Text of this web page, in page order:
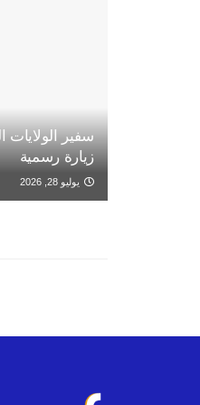
سفير الولايات
زيارة رسمية
يوليو 28, 2026